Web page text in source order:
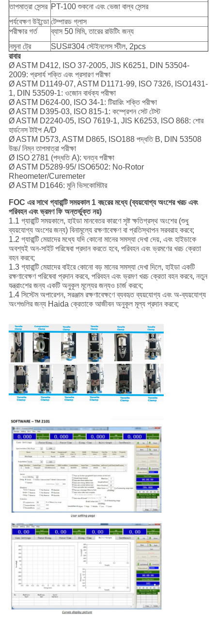
তাপমাত্রা সেন্সর PT-100 শুকনো এবং ভেজা বাল্ব সেন্সর
পর্যবেক্ষণ উইন্ডো টেম্পারড গ্লাস
পরীক্ষার গর্ত
ব্যাস 50 মিমি, তারের রাউটিং জন্য
নমুনা ট্রে
SUS#304 স্টেইনলেস স্টীল, 2pcs
রাবার
Ø ASTM D412, ISO 37-2005, JIS K6251, DIN 53504-
2009: প্রসার্য শক্তি এবং প্রসারণ পরীক্ষা
Ø ASTM D1149-07, ASTM D1171-99, ISO 7326, ISO1431-
1, DIN 53509-1: ওজোন বার্ধক্য পরীক্ষা
Ø ASTM D624-00, ISO 34-1: টিয়ারিং শক্তি পরীক্ষা
Ø ASTM D395-03, ISO 815-1: কম্প্রেশন সেট টেস্ট
Ø ASTM D2240-05, ISO 7619-1, JIS K6253, ISO 868: শোর
হার্ডনেস টাইপ A/D
Ø ASTM D573, ASTM D865, ISO188 পদ্ধতি B, DIN 53508
উচ্চ/ নিম্ন তাপমাত্রা পরীক্ষা
Ø ISO 2781 (পদ্ধতি A): ঘনত্ব পরীক্ষা
Ø ASTM D5289-95/ ISO6502: No-Rotor
Rheometer/Curemeter
Ø ASTM D1646: মুনি ভিসকোমিটার
FOC এর সাথে গ্যারান্টি সময়কাল 1 বছরের মধ্যে (ব্যয়যোগ্য অংশের খরচ এবং
পরিবহন এবং ভ্রমণ ফি অন্তর্ভুক্ত নয়)
1.1 গ্যারান্টি সময়কালে, হাইডা মানবেতর কারণে সৃষ্ট ক্ষতিগ্রস্থ অংশের (শুধু
ব্যয়যোগ্য অংশের জন্য) বিনামূল্যে রক্ষণাবেক্ষণ বা প্রতিস্থাপন সরবরাহ করবে;
1.2 গ্যারান্টি মেয়াদের মধ্যে যদি কোনো মানের সমস্যা দেখা দেয়, এবং হাইডাকে
অবশ্যই অন-সাইট পরিষেবা প্রদান করতে হবে, পরিবহন এবং ভ্রমণের খরচ ক্রেতা
বহন করবে;
1.3 গ্যারান্টি মেয়াদের বাইরে কোনো বড় মানের সমস্যা দেখা দিলে, হাইডা একটি
রক্ষণাবেক্ষণ পরিষেবা প্রদান করবে, পরিবহন এবং ভ্রমণ খরচ ক্রেতা বহন করবে, নতুন
যন্ত্রাংশের জন্য একটি অনুকূল মূল্যের জন্যও চার্জ করবে;
1.4 সিস্টেম অপারেশন, সরঞ্জাম রক্ষণাবেক্ষণে ব্যবহৃত ব্যয়যোগ্য এবং অ-ব্যয়যোগ্য
অংশগুলির জন্য Haida ক্রেতাকে আজীবন অনুকূল মূল্য প্রদান করবে;